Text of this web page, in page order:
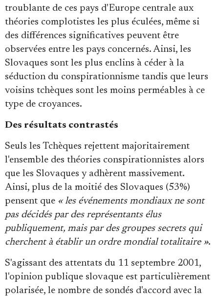
troublante de ces pays d'Europe centrale aux
théories complotistes les plus éculées, même si
des différences significatives peuvent être
observées entre les pays concernés. Ainsi, les
Slovaques sont les plus enclins à céder à la
séduction du conspirationnisme tandis que leurs
voisins tchèques sont les moins perméables à ce
type de croyances.
Des résultats contrastés
Seuls les Tchèques rejettent majoritairement
l'ensemble des théories conspirationnistes alors
que les Slovaques y adhèrent massivement.
Ainsi, plus de la moitié des Slovaques (53%)
pensent que « les événements mondiaux ne sont
pas décidés par des représentants élus
publiquement, mais par des groupes secrets qui
cherchent à établir un ordre mondial totalitaire ».
S'agissant des attentats du 11 septembre 2001,
l'opinion publique slovaque est particulièrement
polarisée, le nombre de sondés d'accord avec la